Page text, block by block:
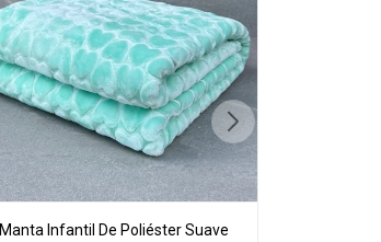
Manta Infantil De Poliéster Suave